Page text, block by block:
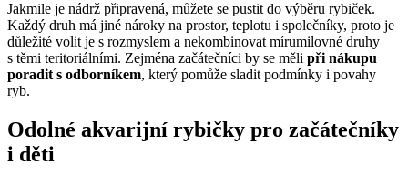
Jakmile je nádrž připravená, můžete se pustit do výběru rybiček.
Každý druh má jiné nároky na prostor, teplotu i společníky, proto je
důležité volit je s rozmyslem a nekombinovat mírumilovné druhy
s těmi teritoriálními. Zejména začátečníci by se měli při nákupu
poradit s odborníkem, který pomůže sladit podmínky i povahy
ryb.
Odolné akvarijní rybičky pro začátečníky
i děti